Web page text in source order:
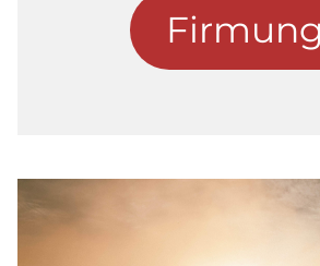
Firmung